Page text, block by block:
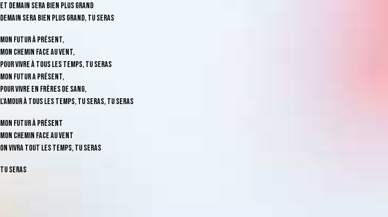
Et demain sera bien plus grand
Demain sera bien plus grand, tu seras
Mon futur à présent,
Mon chemin face au vent,
Pour vivre à tous les temps, tu seras
Mon futur a présent,
Pour vivre en frères de sang,
L'amour à tous les temps, tu seras, tu seras
Mon futur à présent
Mon chemin face au vent
On vivra tout les temps, tu seras
Tu seras